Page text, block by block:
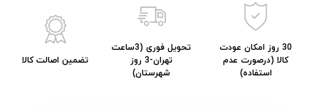
30 روز امکان عودت
کالا (درصورت عدم
استفاده)
تحویل فوری (3ساعت
تهران-3 روز
شهرستان)
تضمین اصالت کالا